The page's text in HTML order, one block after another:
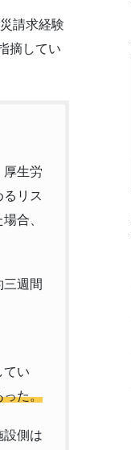
請求経験
摘してい
厚生労
リス
合、
週間
てい
った。
設側は